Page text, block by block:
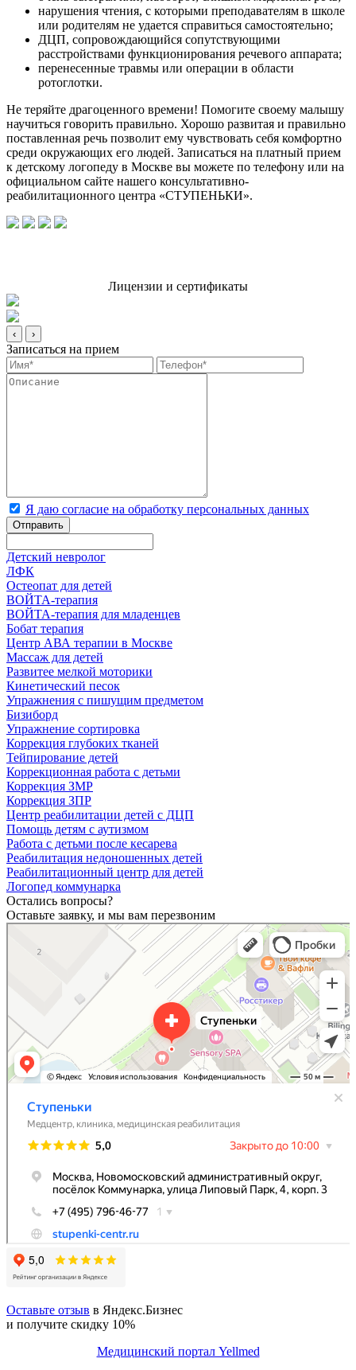
нарушения чтения, с которыми преподавателям в школе
или родителям не удается справиться самостоятельно;
ДЦП, сопровождающийся сопутствующими
расстройствами функционирования речевого аппарата;
перенесенные травмы или операции в области
ротоглотки.
Не теряйте драгоценного времени! Помогите своему малышу
научиться говорить правильно. Хорошо развитая и правильно
поставленная речь позволит ему чувствовать себя комфортно
среди окружающих его людей. Записаться на платный прием
к детскому логопеду в Москве вы можете по телефону или на
официальном сайте нашего консультативно-
реабилитационного центра «СТУПЕНЬКИ».
Лицензии и сертификаты
‹ ›
Записаться на прием
Я даю согласие на обработку персональных данных
Детский невролог
ЛФК
Остеопат для детей
ВОЙТА-терапия
ВОЙТА-терапия для младенцев
Бобат терапия
Центр АВА терапии в Москве
Массаж для детей
Развитее мелкой моторики
Кинетический песок
Упражнения с пишущим предметом
Бизиборд
Упражнение сортировка
Коррекция глубоких тканей
Тейпирование детей
Коррекционная работа с детьми
Коррекция ЗМР
Коррекция ЗПР
Центр реабилитации детей с ДЦП
Помощь детям с аутизмом
Работа с детьми после кесарева
Реабилитация недоношенных детей
Реабилитационный центр для детей
Логопед коммунарка
Остались вопросы?
Оставьте заявку, и мы вам перезвоним
Ступеньки
Медицинская реабилитация в Москве
Детская поликлиника в Москве
Оставьте отзыв в Яндекс.Бизнес
и получите скидку 10%
Медицинский портал Yellmed